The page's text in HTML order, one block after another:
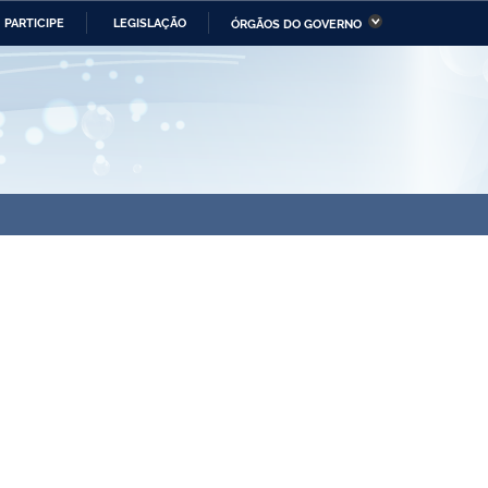
PARTICIPE LEGISLAÇÃO ÓRGÃOS DO GOVERNO
da Economia Ministério da Infraestrutura